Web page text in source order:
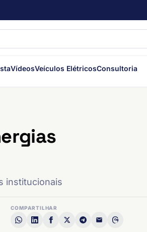
VídeosVeículos ElétricosConsultoria
institucionais
COMPARTILHAR